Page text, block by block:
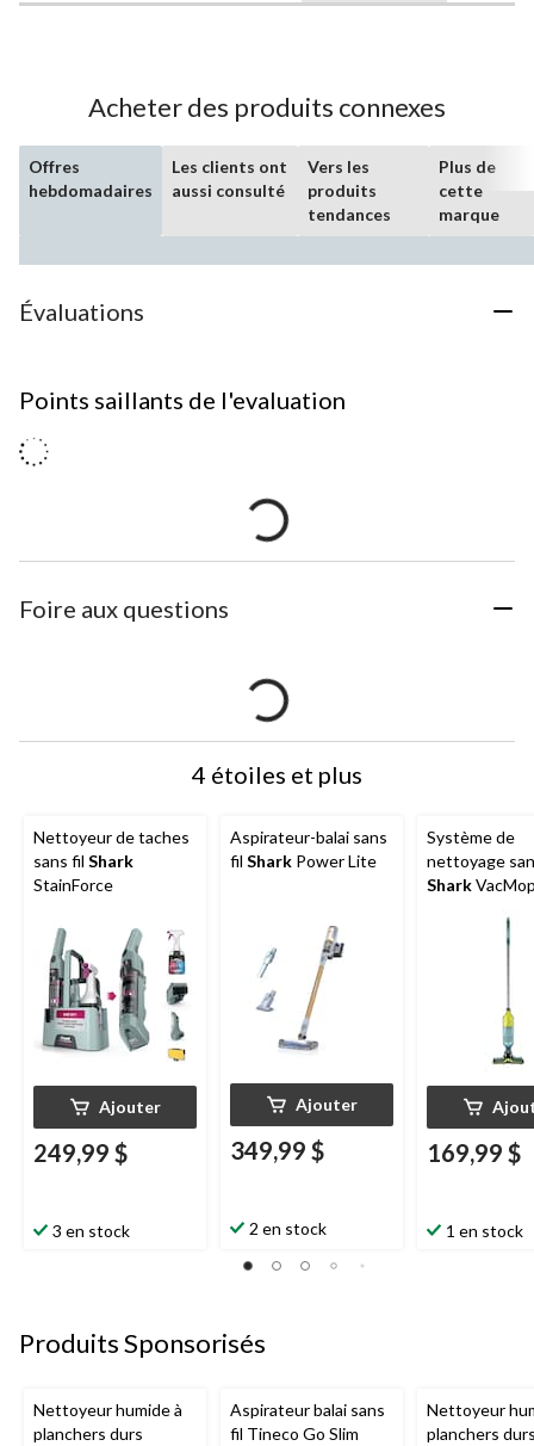
Acheter des produits connexes
Offres
hebdomadaires
Les clients ont
aussi consulté
Vers les
produits
tendances
Plus de
cette
marque
Évaluations
Points saillants de l'evaluation
Foire aux questions
4 étoiles et plus
Nettoyeur de taches
sans fil Shark
StainForce
Ajouter
249,99 $
3 en stock
Aspirateur-balai sans
fil Shark Power Lite
Ajouter
349,99 $
2 en stock
Système de
nettoyage
Shark
169,99 $
1 en stock
Produits Sponsorisés
Nettoyeur humide à
planchers durs
Aspirateur balai sans
fil Tineco Go Slim
Nettoyeur
planchers